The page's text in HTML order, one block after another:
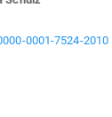
0001-7524-2010